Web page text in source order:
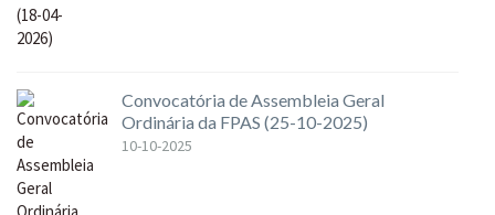
Convocatória de Assembleia Geral
Ordinária da FPAS (25-10-2025)
10-10-2025